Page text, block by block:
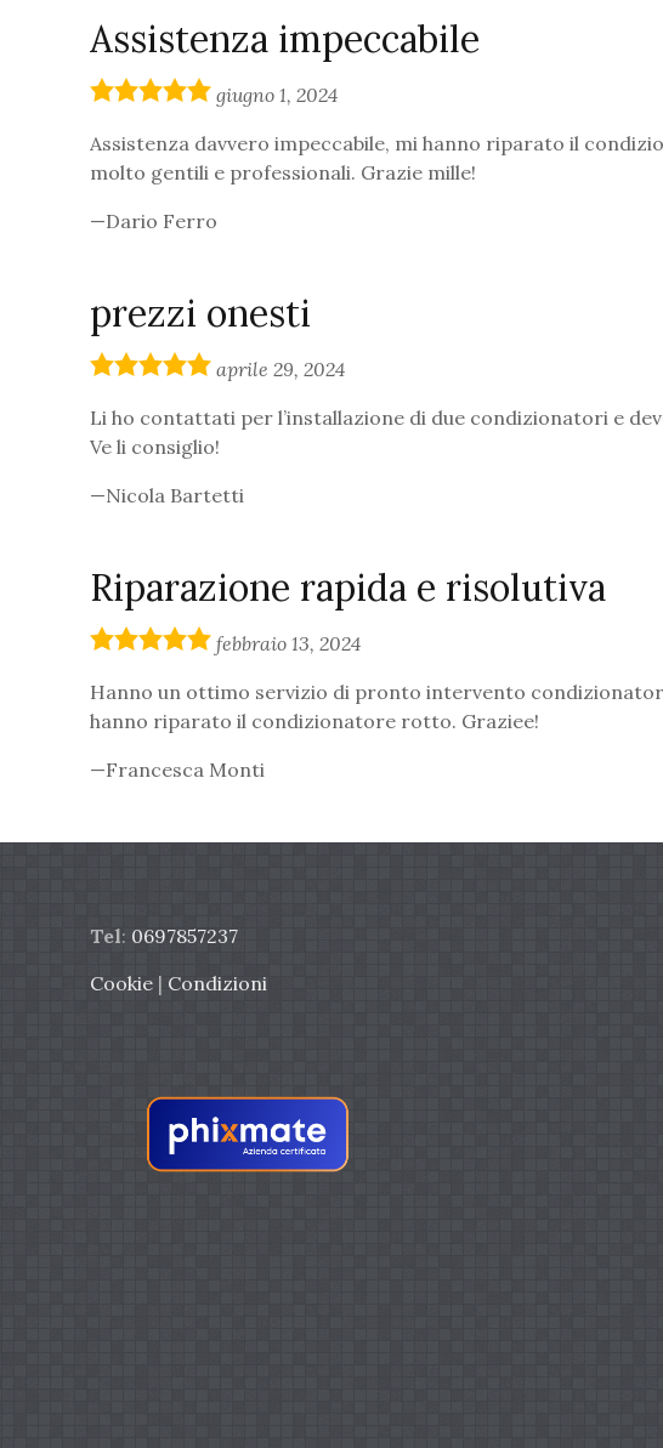
Assistenza impeccabile
5,0
giugno 1, 2024
Assistenza davvero impeccabile, mi hanno riparato il
molto gentili e professionali. Grazie mille!
Dario Ferro
prezzi onesti
5,0
aprile 29, 2024
Li ho contattati per l’installazione di due condizionatori e
Ve li consiglio!
Nicola Bartetti
Riparazione rapida e risolutiva
5,0
febbraio 13, 2024
Hanno un ottimo servizio di pronto intervento
hanno riparato il condizionatore rotto. Graziee!
Francesca Monti
Tel: 0697857237
Cookie | Condizioni